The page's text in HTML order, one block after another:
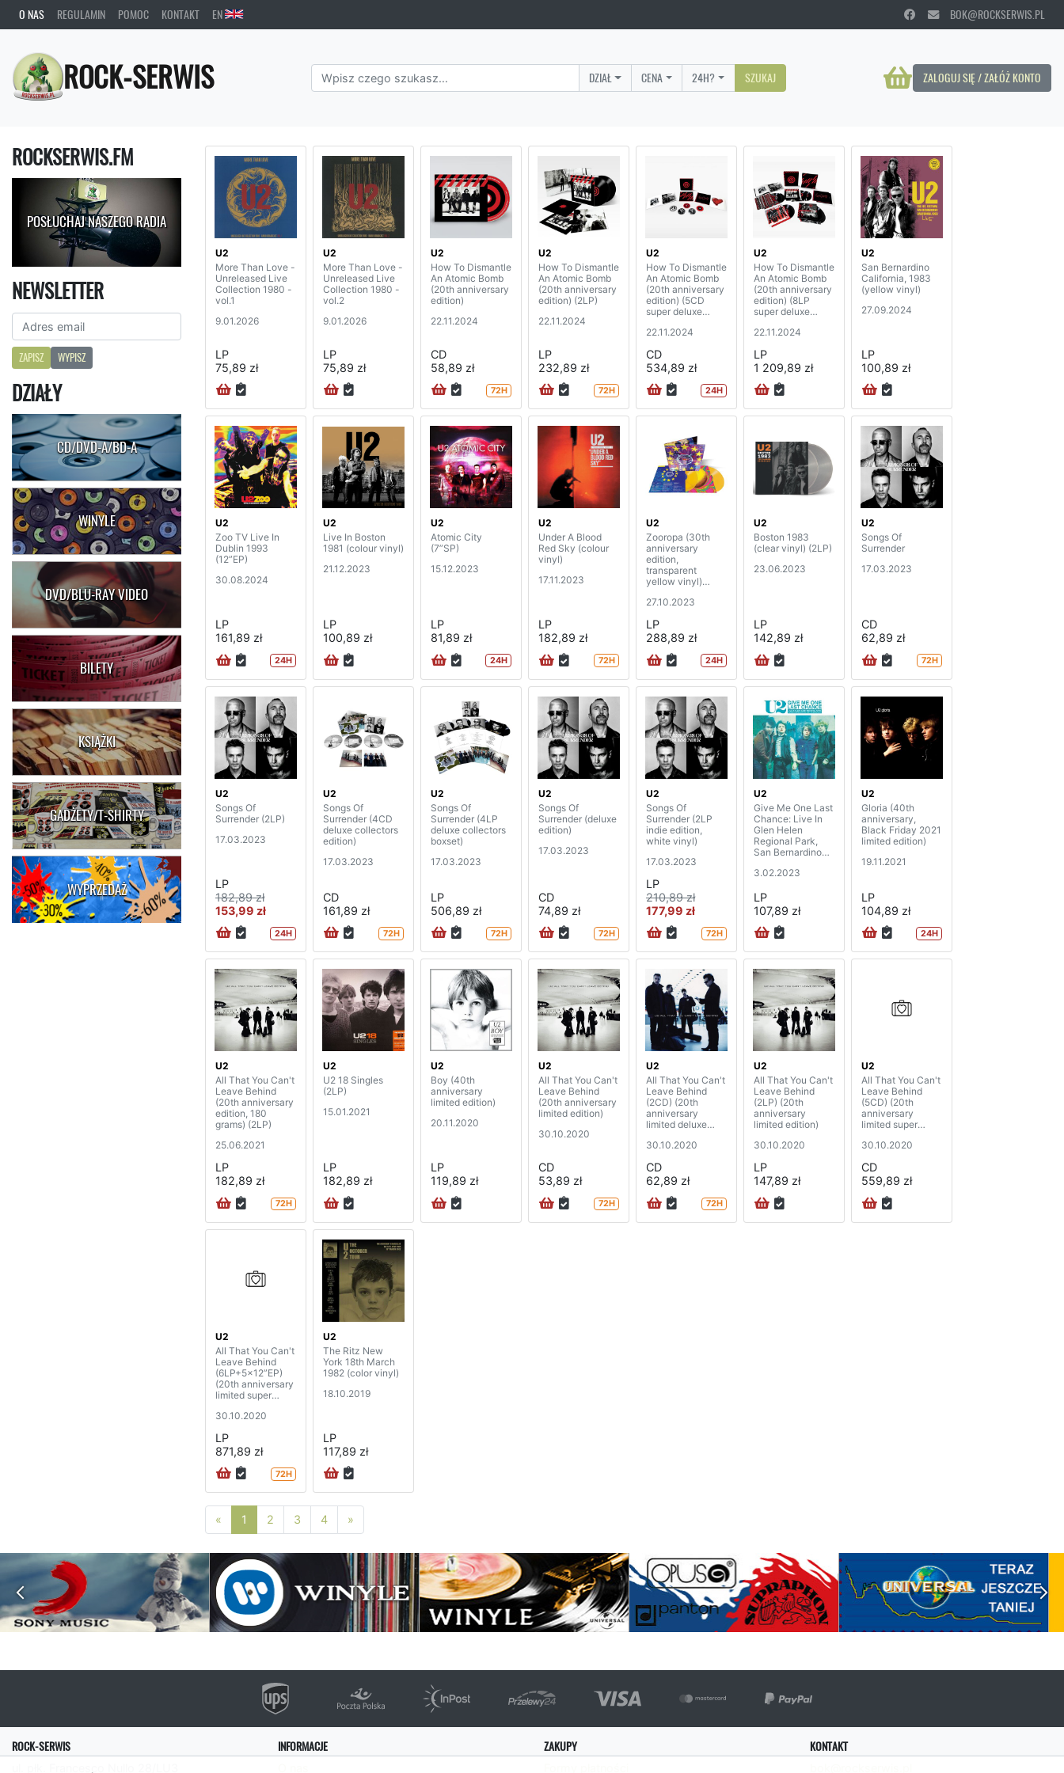
O NAS REGULAMIN POMOC KONTAKT EN BOK@ROCKSERWIS.PL
ROCK-SERWIS ZALOGUJ SIĘ / ZAŁÓŻ KONTO
DZIAŁ CENA 24H? SZUKAJ
ROCKSERWIS.FM
POSŁUCHAJ NASZEGO RADIA
NEWSLETTER
ZAPISZ WYPISZ
DZIAŁY
CD/DVD-A/BD-A
WINYLE
DVD/BLU-RAY VIDEO
BILETY
KSIĄŻKI
GADŻETY/T-SHIRTY
WYPRZEDAŻ
U2
More Than Love -
Unreleased Live
Collection 1980 -
vol.1
9.01.2026
LP
75,89 zł
U2
More Than Love -
Unreleased Live
Collection 1980 -
vol.2
9.01.2026
LP
75,89 zł
U2
How To Dismantle
An Atomic Bomb
(20th anniversary
edition)
22.11.2024
CD
58,89 zł
72H
U2
How To Dismantle
An Atomic Bomb
(20th anniversary
edition) (2LP)
22.11.2024
LP
232,89 zł
72H
U2
How To Dismantle
An Atomic Bomb
(20th anniversary
edition) (5CD
super deluxe
22.11.2024
CD
534,89 zł
24H
U2
How To Dismantle
An Atomic Bomb
(20th anniversary
edition) (8LP
super deluxe
22.11.2024
LP
1 209,89 zł
U2
San Bernardino
California, 1983
(yellow vinyl)
27.09.2024
LP
100,89 zł
U2
Zoo TV Live In
Dublin 1993
(12”EP)
30.08.2024
LP
161,89 zł
24H
U2
Live In Boston
1981 (colour vinyl)
21.12.2023
LP
100,89 zł
U2
Atomic City
(7”SP)
15.12.2023
LP
81,89 zł
24H
U2
Under A Blood
Red Sky (colour
vinyl)
17.11.2023
LP
182,89 zł
72H
U2
Zooropa (30th
anniversary
edition,
transparent
yellow vinyl)
27.10.2023
LP
288,89 zł
24H
U2
Boston 1983
(clear vinyl) (2LP)
23.06.2023
LP
142,89 zł
U2
Songs Of
Surrender
17.03.2023
CD
62,89 zł
72H
U2
Songs Of
Surrender (2LP)
17.03.2023
LP
182,89 zł
153,99 zł
24H
U2
Songs Of
Surrender (4CD
deluxe collectors
edition)
17.03.2023
CD
161,89 zł
72H
U2
Songs Of
Surrender (4LP
deluxe collectors
boxset)
17.03.2023
LP
506,89 zł
72H
U2
Songs Of
Surrender (deluxe
edition)
17.03.2023
CD
74,89 zł
72H
U2
Songs Of
Surrender (2LP
indie edition,
white vinyl)
17.03.2023
LP
210,89 zł
177,99 zł
72H
U2
Give Me One Last
Chance: Live In
Glen Helen
Regional Park,
San Bernardino
3.02.2023
LP
107,89 zł
U2
Gloria (40th
anniversary,
Black Friday 2021
limited edition)
19.11.2021
LP
104,89 zł
24H
U2
All That You Can't
Leave Behind
(20th anniversary
edition, 180
grams) (2LP)
25.06.2021
LP
182,89 zł
72H
U2
U2 18 Singles
(2LP)
15.01.2021
LP
182,89 zł
U2
Boy (40th
anniversary
limited edition)
20.11.2020
LP
119,89 zł
U2
All That You Can't
Leave Behind
(20th anniversary
limited edition)
30.10.2020
CD
53,89 zł
72H
U2
All That You Can't
Leave Behind
(2CD) (20th
anniversary
limited deluxe
30.10.2020
CD
62,89 zł
72H
U2
All That You Can't
Leave Behind
(2LP) (20th
anniversary
limited edition)
30.10.2020
LP
147,89 zł
U2
All That You Can't
Leave Behind
(5CD) (20th
anniversary
limited super
30.10.2020
CD
559,89 zł
U2
All That You Can't
Leave Behind
(6LP+5x12”EP)
(20th anniversary
limited super
30.10.2020
LP
871,89 zł
72H
U2
The Ritz New
York 18th March
1982 (color vinyl)
18.10.2019
LP
117,89 zł
« Poprzednia strona
1 2 3 4 »
ROCK-SERWIS INFORMACJE ZAKUPY KONTAKT